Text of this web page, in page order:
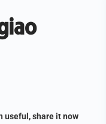
useful, share it now